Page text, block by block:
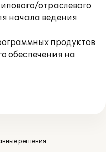
отраслевого
начала ведения
продуктов
обеспечения на
решения